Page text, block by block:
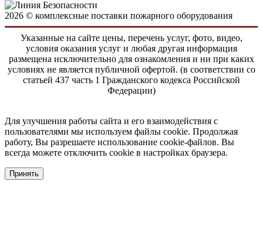
2026 © комплексные поставки пожарного оборудования
Указанные на сайте цены, перечень услуг, фото, видео,
условия оказания услуг и любая другая информация
размещена исключительно для ознакомления и ни при каких
условиях не является публичной офертой. (в соответствии со
статьей 437 часть 1 Гражданского кодекса Российской
Федерации)
Для улучшения работы сайта и его взаимодействия с
пользователями мы используем файлы cookie. Продолжая
работу, Вы разрешаете использование cookie-файлов. Вы
всегда можете отключить cookie в настройках браузера.
Принять